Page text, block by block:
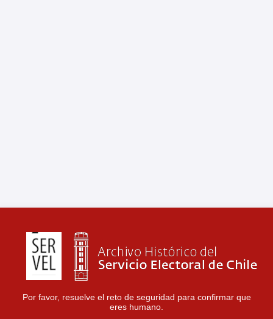
Por favor, resuelve el reto de seguridad para confirmar que
eres humano.